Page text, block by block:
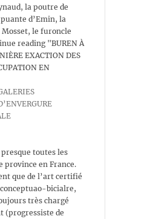
la poutre de
d’Emin, la
le furoncle
reading "BUREN À
EXACTION DES
EN
toutes les
province en France.
que de l’art certifié
bicialre,
très chargé
(progressiste de